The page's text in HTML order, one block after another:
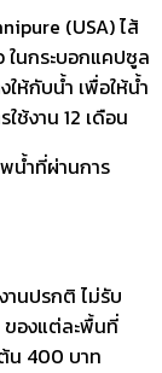
(USA) ไส้
นกระบอกแคปซูล
ห้กับน้ำ เพื่อให้น้ำ
ช้งาน 12 เดือน
น้ำที่ผ่านการ
านปรกติ ไม่รับ
ของแต่ละพื้นที่
น 400 บาท